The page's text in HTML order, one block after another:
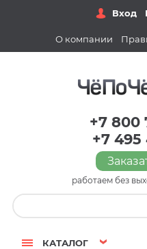
Вход
О компании
+7 800
+7 495
работаем без
КАТАЛОГ